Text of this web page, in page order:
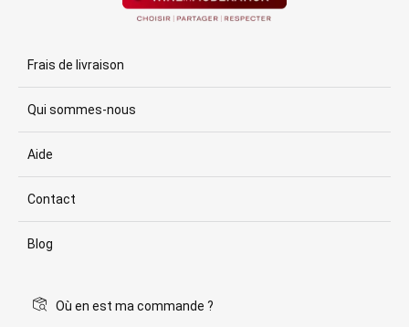
Frais de livraison
Qui sommes-nous
Aide
Contact
Blog
Où en est ma commande ?